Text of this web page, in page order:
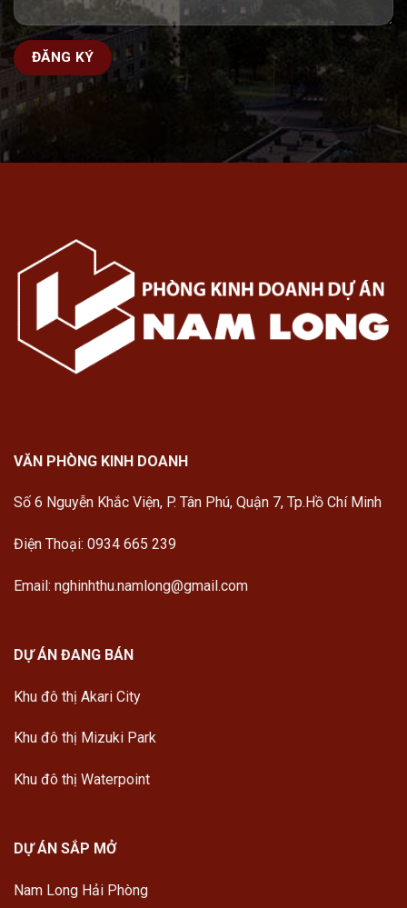
VĂN PHÒNG KINH DOANH
Số 6 Nguyễn Khắc Viện, P. Tân Phú, Quận 7, Tp.Hồ Chí Minh
Điện Thoại: 0934 665 239
Email: nghinhthu.namlong@gmail.com
DỰ ÁN ĐANG BÁN
Khu đô thị Akari City
Khu đô thị Mizuki Park
Khu đô thị Waterpoint
DỰ ÁN SẮP MỞ
Nam Long Hải Phòng